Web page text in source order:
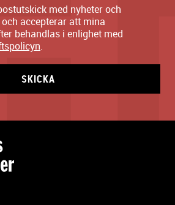
med nyheter och
accepterar att mina
behandlas i enlighet med
.
SKICKA